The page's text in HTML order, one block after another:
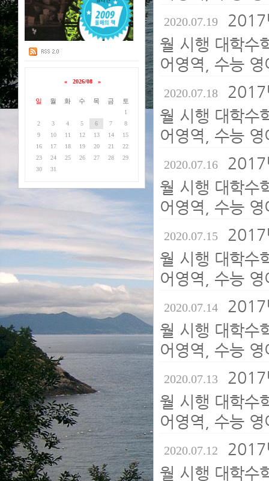
« 2026/08 »
일 월 화 수 목 금 토
1
2
3 4 5 6 7
8
9
10 11 12 13 14
15
16
17 18 19 20 21
22
23
24 25 26 27 28
29
30
31
2020.07.19 2017
월 시행 대학수
어영역, 수능
2020.07.18 2017
월 시행 대학수
어영역, 수능
2020.07.16 2017
월 시행 대학수
어영역, 수능
2020.07.15 2017
월 시행 대학수
어영역, 수능
2020.07.14 2017
월 시행 대학수
어영역, 수능
2020.07.13 2017
월 시행 대학수
어영역, 수능
2020.07.12 2017
월 시행 대학수